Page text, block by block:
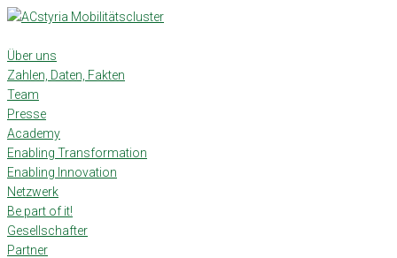
Skip
content
Über uns
Zahlen, Daten, Fakten
Team
Presse
Academy
Enabling Transformation
Enabling Innovation
Netzwerk
Be part of it!
Gesellschafter
Partner